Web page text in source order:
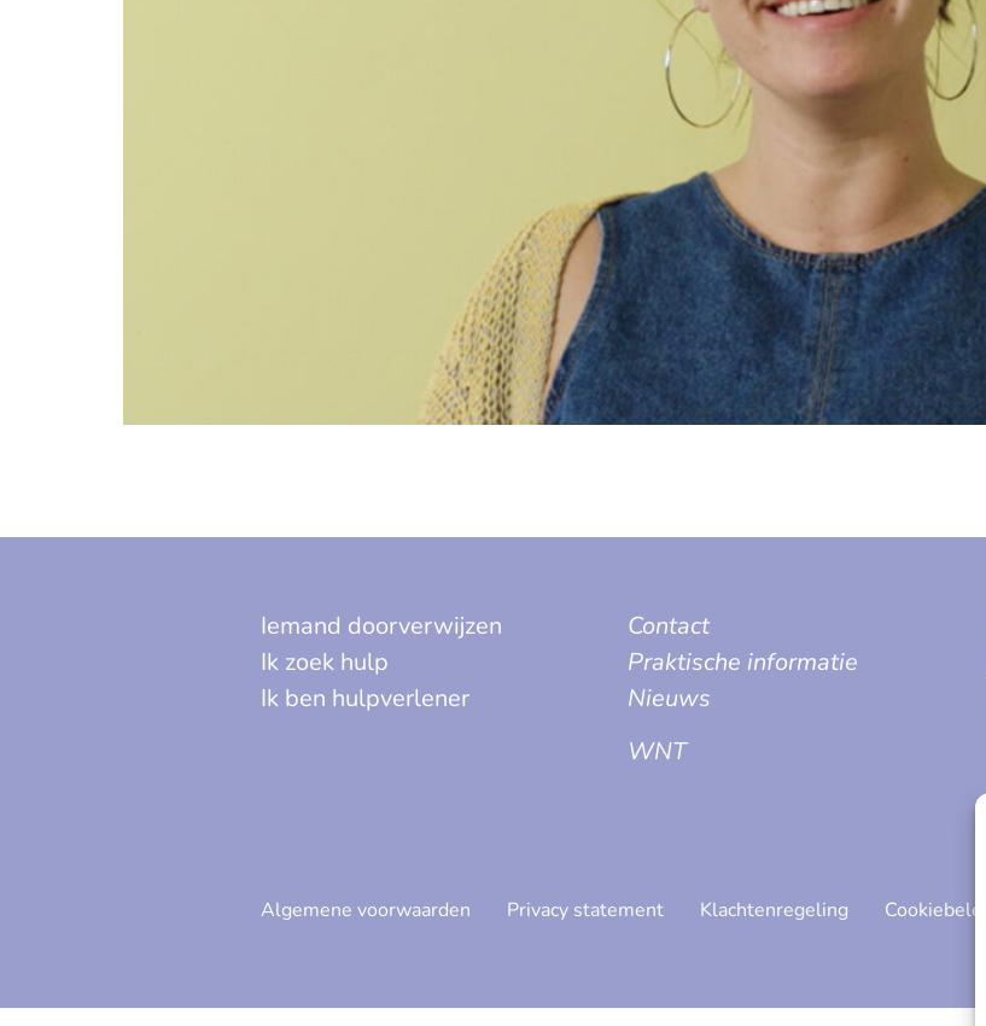
Iemand doorverwijzen
Ik zoek hulp
Ik ben hulpverlener
Contact
Praktische informatie
Nieuws
WNT
Algemene voorwaarden Privacy statement Klachtenregeling Cookiebeleid